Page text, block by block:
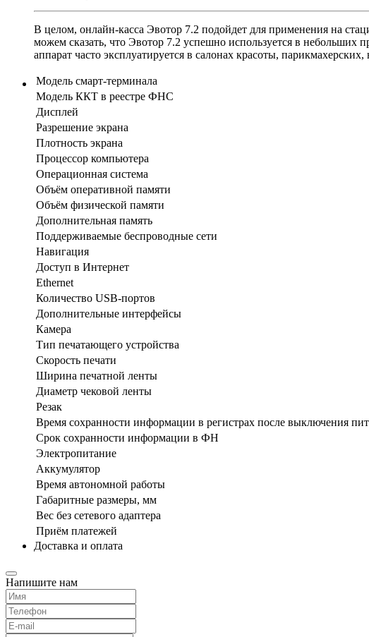
В целом, онлайн-касса Эвотор 7.2 подойдет для применения на
можем сказать, что Эвотор 7.2 успешно используется в небольших
аппарат часто эксплуатируется в салонах красоты,
Модель смарт-терминала
Модель ККТ в реестре ФНС
Дисплей
Разрешение экрана
Плотность экрана
Процессор компьютера
Операционная система
Объём оперативной памяти
Объём физической памяти
Дополнительная память
Поддерживаемые беспроводные сети
Навигация
Доступ в Интернет
Ethernet
Количество USB-портов
Дополнительные интерфейсы
Камера
Тип печатающего устройства
Скорость печати
Ширина печатной ленты
Диаметр чековой ленты
Резак
Время сохранности информации в регистрах после выключения
Срок сохранности информации в ФН
Электропитание
Аккумулятор
Время автономной работы
Габаритные размеры, мм
Вес без сетевого адаптера
Приём платежей
Доставка и оплата
Напишите нам